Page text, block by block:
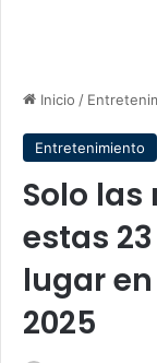
Inicio /
Entretenimiento
Solo
estas
lugar
2025